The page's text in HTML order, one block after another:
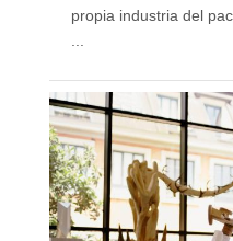
propia industria del